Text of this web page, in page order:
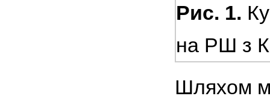
Рис. 1.
на РШ з
Шляхом